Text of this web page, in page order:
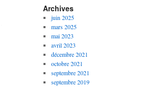
Archives
juin 2025
mars 2025
mai 2023
avril 2023
décembre 2021
octobre 2021
septembre 2021
septembre 2019